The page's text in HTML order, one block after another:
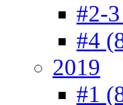
#2-
#4
2019
#1